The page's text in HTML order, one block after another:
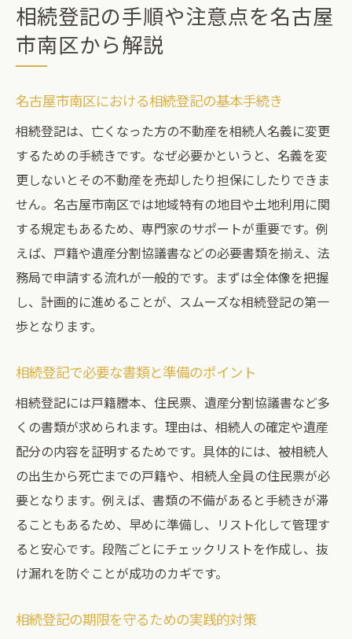
相続登記の手順や注意点を名古屋
市南区から解説
名古屋市南区における相続登記の基本手続き
相続登記は、亡くなった方の不動産を相続人名義に変更
するための手続きです。なぜ必要かというと、名義を変
更しないとその不動産を売却したり担保にしたりできま
せん。名古屋市南区では地域特有の地目や土地利用に関
する規定もあるため、専門家のサポートが重要です。例
えば、戸籍や遺産分割協議書などの必要書類を揃え、法
務局で申請する流れが一般的です。まずは全体像を把握
し、計画的に進めることが、スムーズな相続登記の第一
歩となります。
相続登記で必要な書類と準備のポイント
相続登記には戸籍謄本、住民票、遺産分割協議書など多
くの書類が求められます。理由は、相続人の確定や遺産
配分の内容を証明するためです。具体的には、被相続人
の出生から死亡までの戸籍や、相続人全員の住民票が必
要となります。例えば、書類の不備があると手続きが滞
ることもあるため、早めに準備し、リスト化して管理す
ると安心です。段階ごとにチェックリストを作成し、抜
け漏れを防ぐことが成功のカギです。
相続登記の期限を守るための実践的対策